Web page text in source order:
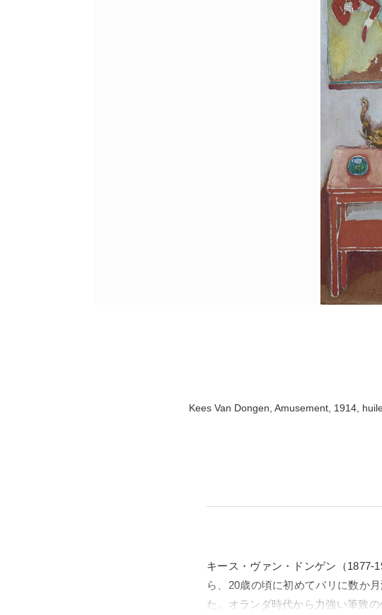
Kees Van Dongen, Amusement, 1914,
キース・ヴァン・ドンゲン（1877-
ら、20歳の頃に初めてパリに数か
た。オランダ時代から力強い筆致